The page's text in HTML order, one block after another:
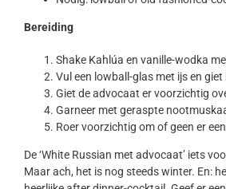
Bereiding
Shake Kahlúa en vanille-wodka
Vul een lowball-glas met ijs en giet
Giet de advocaat er voorzichtig
Garneer met geraspte
Roer voorzichtig om of geen er
De ‘White Russian met advocaat’ iets
Maar ach, het is nog steeds winter. En: